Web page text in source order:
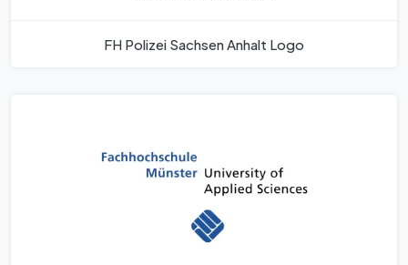
FH Polizei Sachsen Anhalt Logo